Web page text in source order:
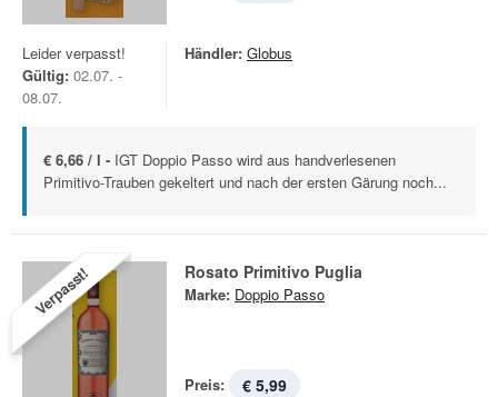
Leider verpasst!
Gültig: 02.07. -
08.07.
Händler: Globus
€ 6,66 / l - IGT Doppio Passo wird aus handverlesenen
Primitivo-Trauben gekeltert und nach der ersten Gärung noch...
Verpasst! Rosato Primitivo Puglia
Marke: Doppio Passo
Preis: € 5,99